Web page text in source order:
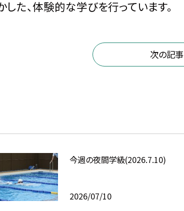
た、体験的な学びを行っています。
次の記事
今週の夜間学級(2026.7.10)
2026/07/10